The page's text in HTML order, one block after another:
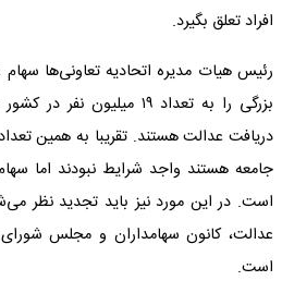
افراد تعلق بگیرد.
رئیس هیات مدیره اتحادیه تعاونی‌ها
بزرگی را به تعداد ۱۹
دریافت عدالت هستند. تقریبا به همین
جامعه هستند واجد شرایط نبودند اما
است. در این مورد نیز باید تجدید نظر
عدالت، کانون سهامداران و مجلس شورای
است.